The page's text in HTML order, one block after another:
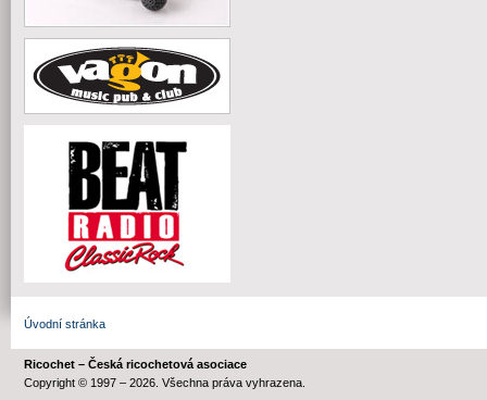
Úvodní stránka
Ricochet – Česká ricochetová asociace
Copyright © 1997 – 2026. Všechna práva vyhrazena.